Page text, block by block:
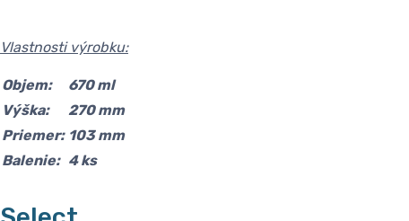
Vlastnosti výrobku:
Objem:
670 ml
Výška:
270 mm
Priemer: 103 mm
Balenie: 4 ks